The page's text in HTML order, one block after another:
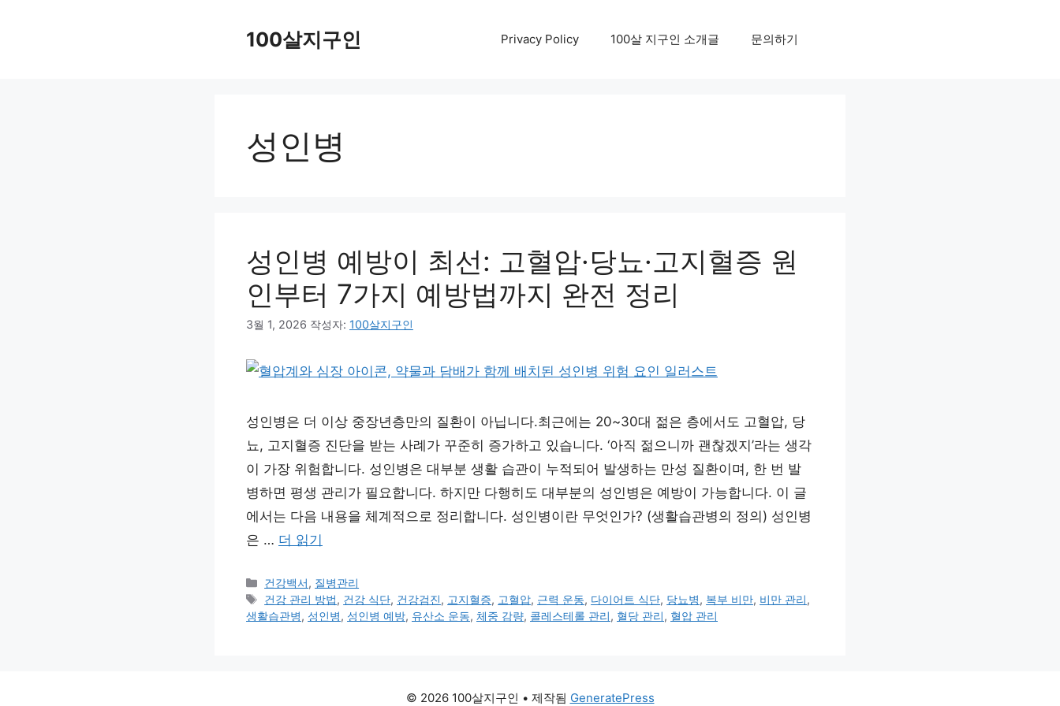
100살지구인 Privacy Policy 100살 지구인 소개글 문의하기
성인병
성인병 예방이 최선: 고혈압·당뇨·고지혈증 원
인부터 7가지 예방법까지 완전 정리
3월 1, 2026 작성자: 100살지구인
성인병은 더 이상 중장년층만의 질환이 아닙니다.최근에는 20~30대 젊은 층에서도 고혈압, 당
뇨, 고지혈증 진단을 받는 사례가 꾸준히 증가하고 있습니다. ‘아직 젊으니까 괜찮겠지’라는 생각
이 가장 위험합니다. 성인병은 대부분 생활 습관이 누적되어 발생하는 만성 질환이며, 한 번 발
병하면 평생 관리가 필요합니다. 하지만 다행히도 대부분의 성인병은 예방이 가능합니다. 이 글
에서는 다음 내용을 체계적으로 정리합니다. 성인병이란 무엇인가? (생활습관병의 정의) 성인병
은 … 더 읽기
카
테
고
건강백서, 질병관리
태
그
건강 관리 방법, 건강 식단, 건강검진, 고지혈증, 고혈압, 근력 운동, 다이어트 식단, 당뇨병, 복부 비만, 비만 관리,
생활습관병, 성인병, 성인병 예방, 유산소 운동, 체중 감량, 콜레스테롤 관리, 혈당 관리, 혈압 관리
© 2026 100살지구인 • 제작됨 GeneratePress